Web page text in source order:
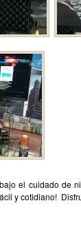
el cuidado de
y cotidiano!